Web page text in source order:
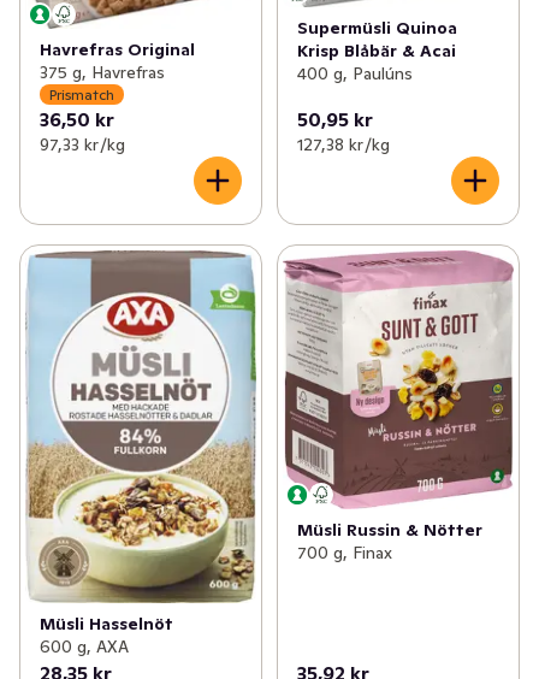
Havrefras Original
375 g, Havrefras
Prismatch
36,50 kr
97,33 kr /kg
Supermüsli Quinoa
Krisp Blåbär & Acai
400 g, Paulúns
50,95 kr
127,38 kr /kg
Müsli Hasselnöt
600 g, AXA
28,35 kr
Müsli Russin & Nötter
700 g, Finax
35,92 kr